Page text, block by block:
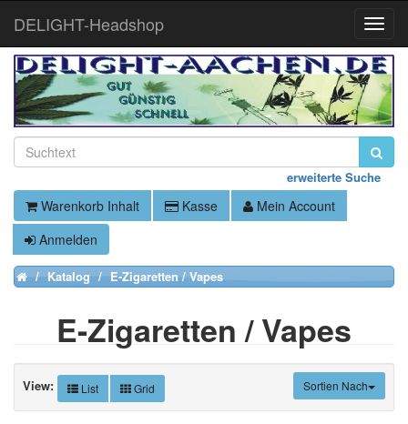
erweiterte Suche
Warenkorb Inhalt Kasse
Mein Account
Anmelden
HomeKatalog E-Zigaretten / Vapes
E-Zigaretten / Vapes
Sortien Nach
View: List Grid
Toggle
DELIGHT-Headshop